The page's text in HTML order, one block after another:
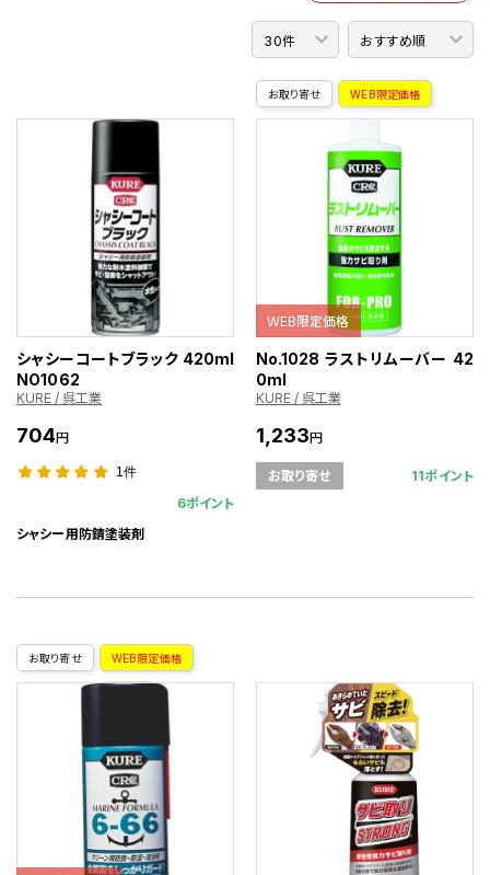
シャシーコートブラック 420ml
NO1062
KURE / 呉工業
704円
1件
6ポイント
シャシー用防錆塗装剤
お取り寄せ WEB限定価格
WEB限定価格
No.1028 ラストリムーバー 42
0ml
KURE / 呉工業
1,233円
お取り寄せ 11ポイント
お取り寄せ WEB限定価格